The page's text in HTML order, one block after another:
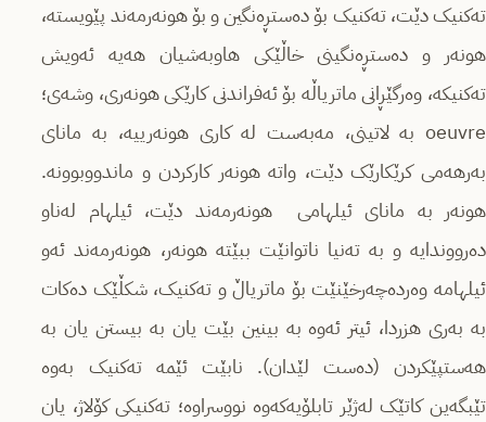
تەکنیک دێت، تەکنیک بۆ دەستڕەنگین و بۆ هونەرمەند پێویستە،
هونەر و دەستڕەنگینی خاڵێکی هاوبەشیان هەیە ئەویش
تەکنیکە، وەرگێڕانی ماتریاڵە بۆ ئەفراندنی کارێکی هونەری، وشەی؛
oeuvre بە لاتینی، مەبەست لە کاری هونەرییە، بە مانای
بەرهەمی کرێکارێک دێت، واتە هونەر کارکردن و ماندووبوونە.
هونەر بە مانای ئیلهامی هونەرمەند دێت، ئیلهام لەناو
دەرووندایە و بە تەنیا ناتوانێت ببێتە هونەر، هونەرمەند ئەو
ئیلهامە وەردەچەرخێنێت بۆ ماتریاڵ و تەکنیک، شکڵێک دەکات
بە بەری هزردا، ئیتر ئەوە بە بینین بێت یان بە بیستن یان بە
هەستپێکردن (دەست لێدان). نابێت ئێمە تەکنیک بەوە
تێبگەین کاتێک لەژێر تابلۆیەکەوە نووسراوە؛ تەکنیکی کۆلاژ، یان